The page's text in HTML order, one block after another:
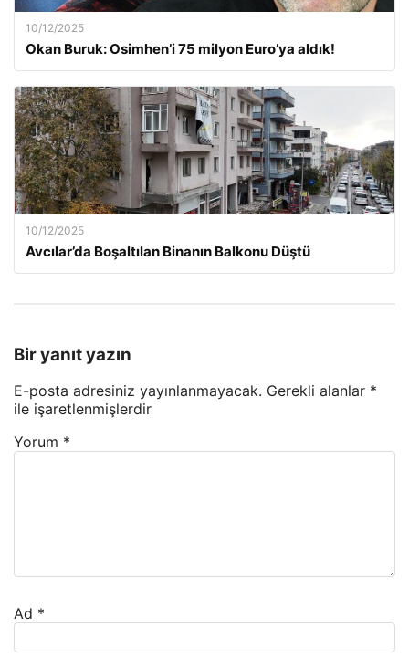
10/12/2025
Okan Buruk: Osimhen’i 75 milyon Euro’ya aldık!
10/12/2025
Avcılar’da Boşaltılan Binanın Balkonu Düştü
Bir yanıt yazın
E-posta adresiniz yayınlanmayacak. Gerekli alanlar *
ile işaretlenmişlerdir
Yorum *
Ad *